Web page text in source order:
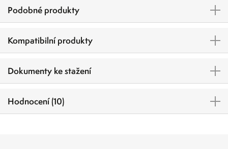
Podobné produkty
Kompatibilní produkty
Dokumenty ke stažení
Hodnocení (10)